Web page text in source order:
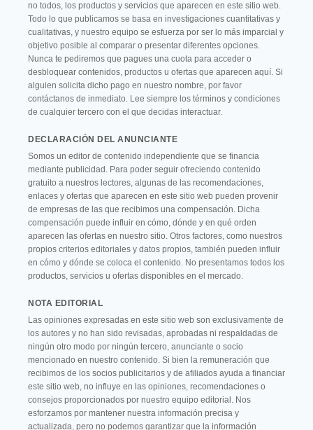
no todos, los productos y servicios que aparecen en este sitio web.
Todo lo que publicamos se basa en investigaciones cuantitativas y
cualitativas, y nuestro equipo se esfuerza por ser lo más imparcial y
objetivo posible al comparar o presentar diferentes opciones.
Nunca te pediremos que pagues una cuota para acceder o
desbloquear contenidos, productos u ofertas que aparecen aquí. Si
alguien solicita dicho pago en nuestro nombre, por favor
contáctanos de inmediato. Lee siempre los términos y condiciones
de cualquier tercero con el que decidas interactuar.
DECLARACIÓN DEL ANUNCIANTE
Somos un editor de contenido independiente que se financia
mediante publicidad. Para poder seguir ofreciendo contenido
gratuito a nuestros lectores, algunas de las recomendaciones,
enlaces y ofertas que aparecen en este sitio web pueden provenir
de empresas de las que recibimos una compensación. Dicha
compensación puede influir en cómo, dónde y en qué orden
aparecen las ofertas en nuestro sitio. Otros factores, como nuestros
propios criterios editoriales y datos propios, también pueden influir
en cómo y dónde se coloca el contenido. No presentamos todos los
productos, servicios u ofertas disponibles en el mercado.
NOTA EDITORIAL
Las opiniones expresadas en este sitio web son exclusivamente de
los autores y no han sido revisadas, aprobadas ni respaldadas de
ningún otro modo por ningún tercero, anunciante o socio
mencionado en nuestro contenido. Si bien la remuneración que
recibimos de los socios publicitarios y de afiliados ayuda a financiar
este sitio web, no influye en las opiniones, recomendaciones o
consejos proporcionados por nuestro equipo editorial. Nos
esforzamos por mantener nuestra información precisa y
actualizada, pero no podemos garantizar que la información